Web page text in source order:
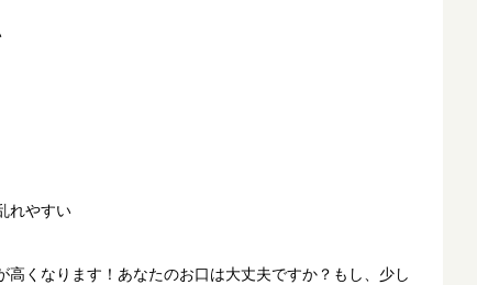
れやすい
くなります！あなたのお口は大丈夫ですか？もし、少し